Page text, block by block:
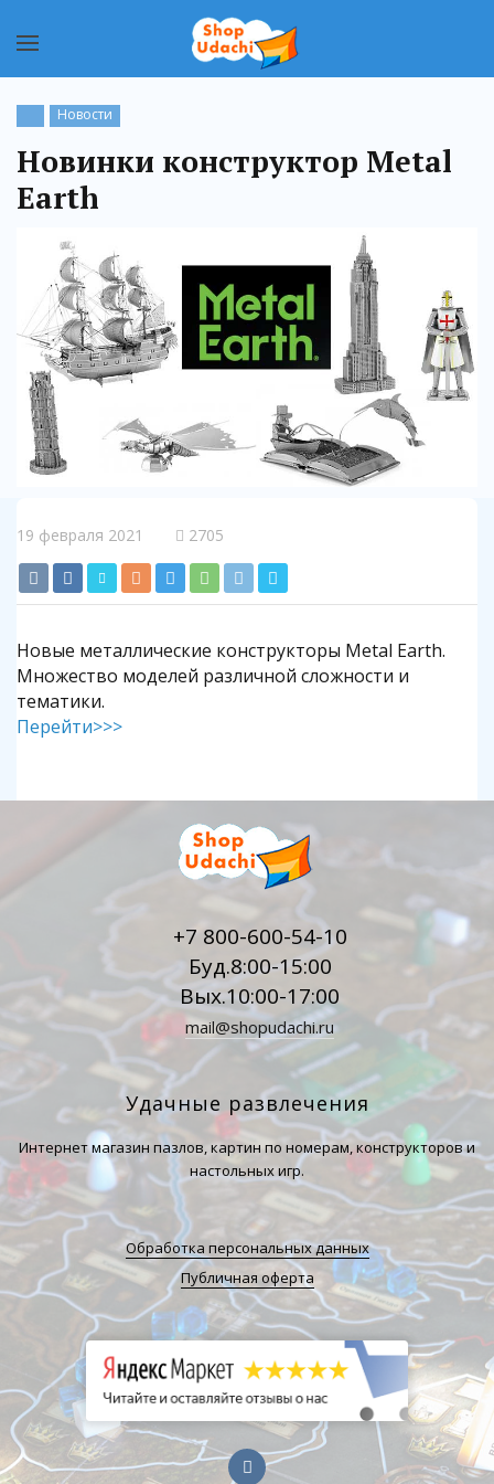
Новости
Новинки конструктор Metal
Earth
19 февраля 2021 2705
Новые металлические конструкторы Metal Earth.
Множество моделей различной сложности и
тематики.
Перейти>>>
+7 800-600-54-10
Буд.8:00-15:00
Вых.10:00-17:00
mail@shopudachi.ru
Удачные развлечения
Интернет магазин пазлов, картин по номерам, конструкторов и
настольных игр.
Обработка персональных данных
Публичная оферта